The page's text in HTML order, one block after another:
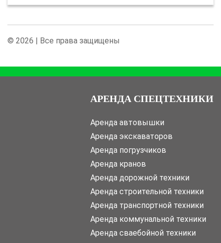
© 2026 | Все права защищены
АРЕНДА СПЕЦТЕХНИКИ
Аренда автовышки
Аренда экскаваторов
Аренда погрузчиков
Аренда кранов
Аренда дорожной техники
Аренда строительной техники
Аренда транспортной техники
Аренда коммунальной техники
Аренда сваебойной техники